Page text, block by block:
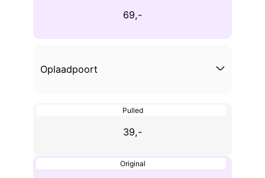
69,-
Oplaadpoort
Pulled
39,-
Original